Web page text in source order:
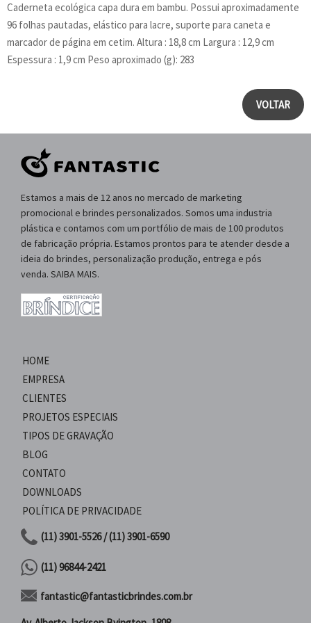
Caderneta ecológica capa dura em bambu. Possui aproximadamente
96 folhas pautadas, elástico para lacre, suporte para caneta e
marcador de página em cetim. Altura : 18,8 cm Largura : 12,9 cm
Espessura : 1,9 cm Peso aproximado (g): 283
VOLTAR
Estamos a mais de 12 anos no mercado de marketing
promocional e brindes personalizados. Somos uma industria
plástica e contamos com um portfólio de mais de 100 produtos
de fabricação própria. Estamos prontos para te atender desde a
ideia do brindes, personalização produção, entrega e pós
venda. SAIBA MAIS.
HOME
EMPRESA
CLIENTES
PROJETOS ESPECIAIS
TIPOS DE GRAVAÇÃO
BLOG
CONTATO
DOWNLOADS
POLÍTICA DE PRIVACIDADE
(11) 3901-5526 / (11) 3901-6590
(11) 96844-2421
fantastic@fantasticbrindes.com.br